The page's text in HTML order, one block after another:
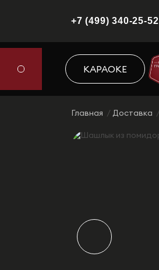
+7 (499) 340-25-52
КАРАОКЕ
Главная Доставка